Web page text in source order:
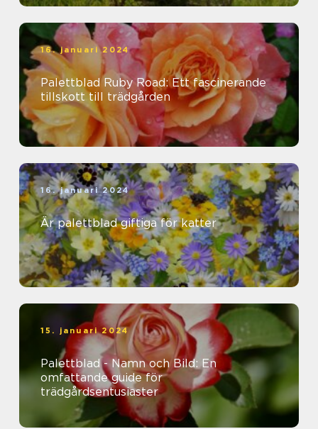
16. januari 2024
Palettblad Ruby Road: Ett fascinerande
tillskott till trädgården
16. januari 2024
Är palettblad giftiga för katter
15. januari 2024
Palettblad - Namn och Bild: En
omfattande guide för
trädgårdsentusiaster